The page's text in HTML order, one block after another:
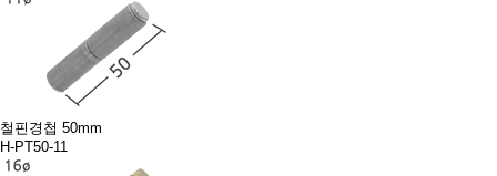
철핀경첩 50mm
H-PT50-11